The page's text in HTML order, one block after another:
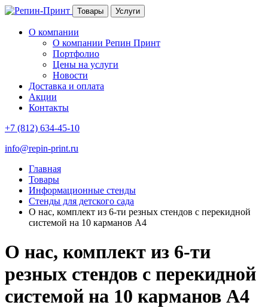
Товары Услуги
О компании
О компании Репин Принт
Портфолио
Цены на услуги
Новости
Доставка и оплата
Акции
Контакты
+7 (812) 634-45-10
info@repin-print.ru
Главная
Товары
Информационные стенды
Стенды для детского сада
О нас, комплект из 6-ти резных стендов с перекидной
системой на 10 карманов А4
О нас, комплект из 6-ти
резных стендов с перекидной
системой на 10 карманов А4